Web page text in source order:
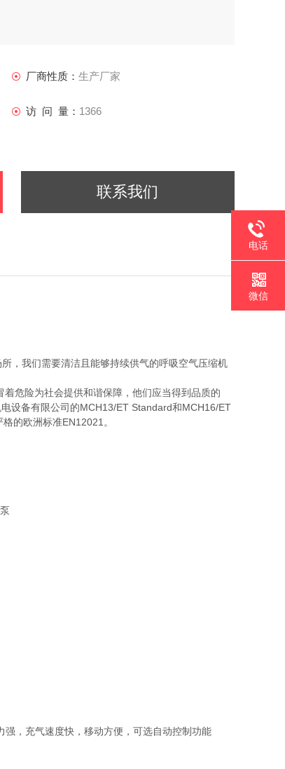
厂商性质： 生产厂家
访 问 量： 1366
联系我们
，我们需要清洁且能够持续供气的呼吸空气压缩机
危险为社会提供和谐保障，他们应当得到品质的
设备有限公司的MCH13/ET Standard和MCH16/ET
的欧洲标准EN12021。
，充气速度快，移动方便，可选自动控制功能
电话
微信